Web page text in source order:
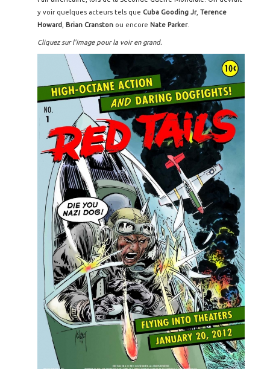
y voir quelques acteurs tels que Cuba Gooding Jr, Terence
Howard
Brian Cranston ou encore Nate Parker.
Cliquez sur l'image pour la voir en grand.